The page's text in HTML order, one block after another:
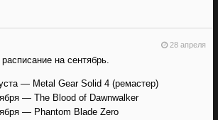
28 апреля
на сентябрь.
— Metal Gear Solid 4 (ремастер)
— The Blood of Dawnwalker
— Phantom Blade Zero